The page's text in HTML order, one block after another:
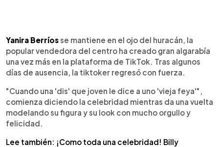
► Escuchar artículo
Yanira Berríosse mantiene en el ojo del huracán, la
popular vendedora del centro ha creado gran algarabía
una vez más en la plataforma de TikTok. Tras algunos
días de ausencia, la tiktoker regresó con fuerza.
"Cuando una 'dis' que joven le dice a uno 'vieja feya'",
comienza diciendo la celebridad mientras da una vuelta
modelando su figura y su look con mucho orgullo y
felicidad.
Lee también: ¡Como toda una celebridad! Billy